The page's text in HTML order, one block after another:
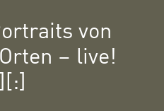
von
– live!